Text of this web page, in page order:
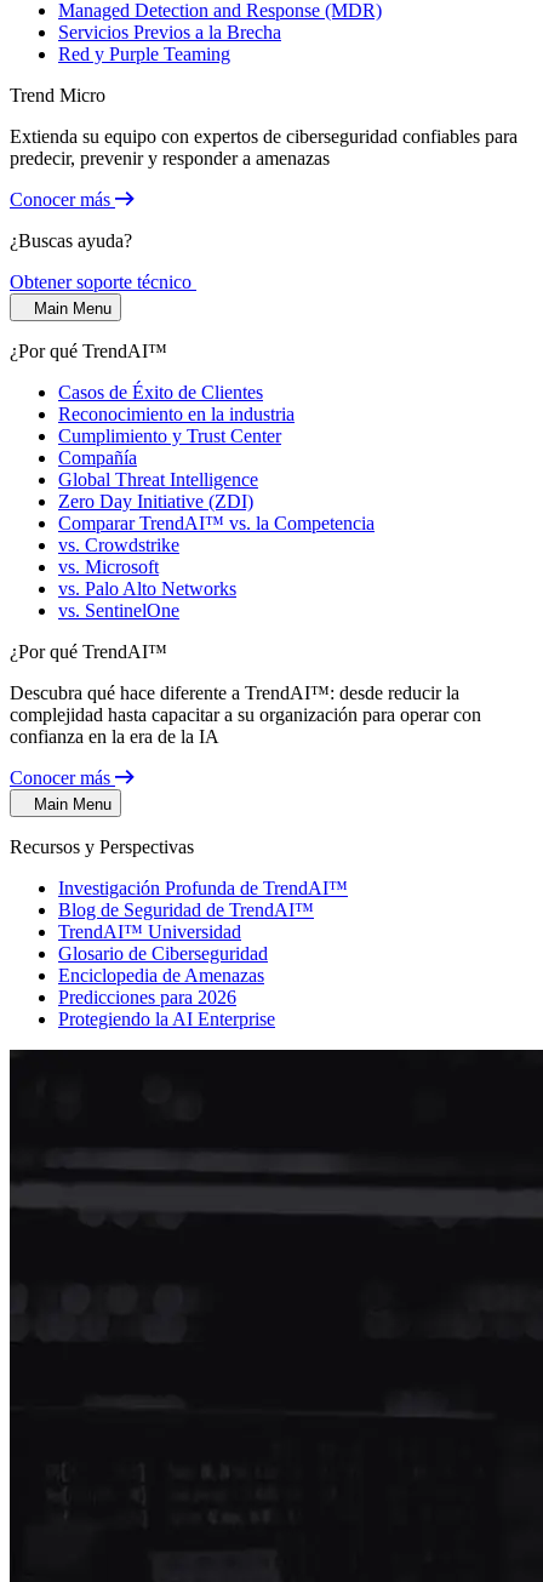
Managed Detection and Response (MDR)
Servicios Previos a la Brecha
Red y Purple Teaming
Trend Micro
Extienda su equipo con expertos de ciberseguridad confiables para
predecir, prevenir y responder a amenazas
Conocer más
¿Buscas ayuda?
Obtener soporte técnico
Main Menu
¿Por qué TrendAI™
Casos de Éxito de Clientes
Reconocimiento en la industria
Cumplimiento y Trust Center
Compañía
Global Threat Intelligence
Zero Day Initiative (ZDI)
Comparar TrendAI™ vs. la Competencia
vs. Crowdstrike
vs. Microsoft
vs. Palo Alto Networks
vs. SentinelOne
¿Por qué TrendAI™
Descubra qué hace diferente a TrendAI™: desde reducir la
complejidad hasta capacitar a su organización para operar con
confianza en la era de la IA
Conocer más
Main Menu
Recursos y Perspectivas
Investigación Profunda de TrendAI™
Blog de Seguridad de TrendAI™
TrendAI™ Universidad
Glosario de Ciberseguridad
Enciclopedia de Amenazas
Predicciones para 2026
Protegiendo la AI Enterprise